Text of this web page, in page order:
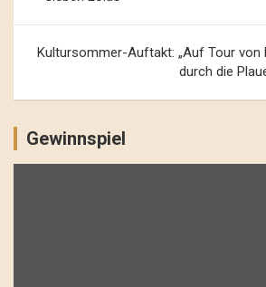
Kultursommer-Auftakt: „Auf Tour von
durch die
Gewinnspiel